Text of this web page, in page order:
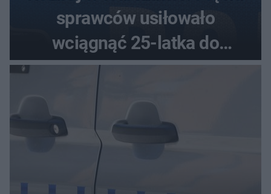
sprawców usiłowało
wciągnąć 25-latka do
samochodu